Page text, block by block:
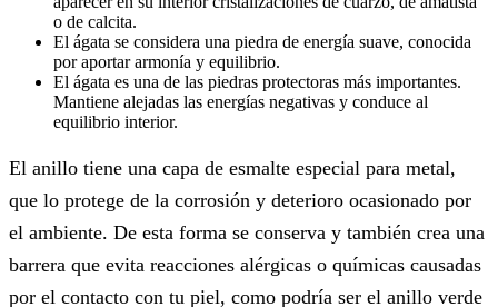
o de calcita.
El ágata se considera una piedra de energía suave, conocida
por aportar armonía y equilibrio.
El ágata es una de las piedras protectoras más importantes.
Mantiene alejadas las energías negativas y conduce al
equilibrio interior.
El anillo tiene una capa de esmalte especial para metal,
que lo protege de la corrosión y deterioro ocasionado por
el ambiente. De esta forma se conserva y también crea una
barrera que evita reacciones alérgicas o químicas causadas
por el contacto con tu piel, como podría ser el anillo verde